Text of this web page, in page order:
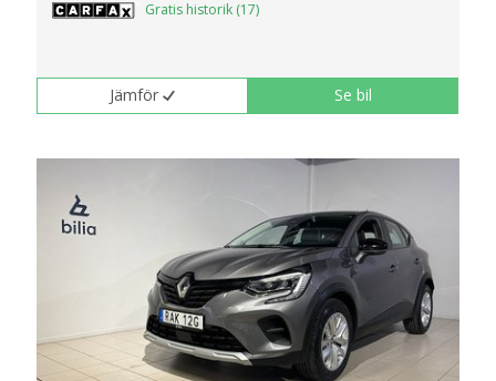
klickar du på Anpassa. Du kan alltid ändra dina
Gratis historik (17)
Jämför Se bil